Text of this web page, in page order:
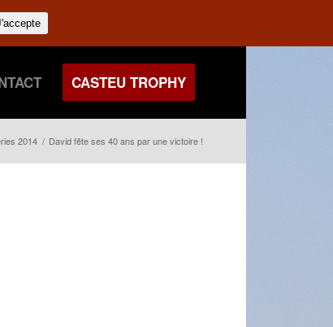
CASTEU TROPHY
2014 / David fête ses 40 ans par une victoire !